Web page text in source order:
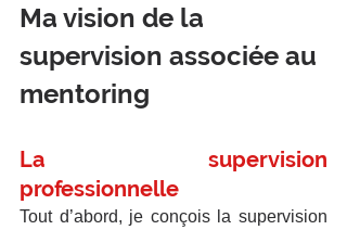
Ma vision de la
supervision associée au
mentoring
La supervision
professionnelle
Tout d’abord, je conçois la supervision